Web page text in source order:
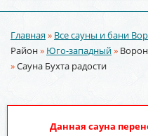
Вы здесь
Главная» Все сауны и бани
Район» Юго-западный»
»Сауна Бухта радости
Данная сауна